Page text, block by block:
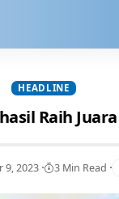
HEADLINE
Raih
9, 2023 3 Min Read